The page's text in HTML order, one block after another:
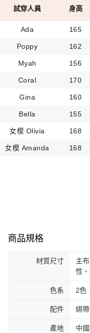
試穿人員 身高
Ada 165
Poppy 162
Myah 156
Coral 170
Gina 160
Bella 155
女模 Olivia 168
女模 Amanda 168
商品規格
材質尺寸
主
性
色系 2色
配件 綁帶
產地 中